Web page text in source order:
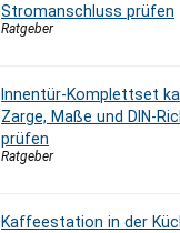
Stromanschluss prüfen
Ratgeber
Innentür-Komplettset
Zarge, Maße und DIN-
prüfen
Ratgeber
Kaffeestation in der